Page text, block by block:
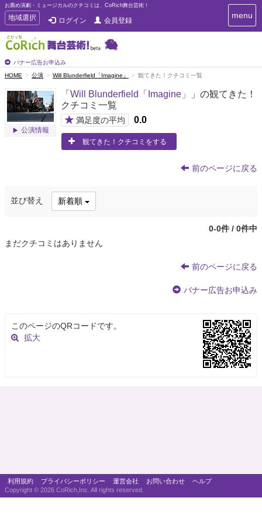
お薦め演劇・ミュージカルのクチコミは、CoRich舞台芸術！
T
o
g
g
e
n
v
i
地域選択 ログイン 会員登録
バナー広告お申込み
T
o
a
i
menu
HOME 公演 Will Blunderfield「Imagine」 観てきた！クチコミ一覧
公演情報
「 Will Blunderfield「Imagine」
」の観てきた！
クチコミ一覧
★ 満足度の平均 0.0
観てきた！クチコミをする
前のページに戻る
並び替え 新着順
0-0件 / 0件中
まだクチコミはありません
前のページに戻る
バナー広告お申込み
このページのQRコードです。
拡大
利用規約 プライバシーポリシー 運営会社 お問い合わせ
ヘルプ
Copyright © 2026 CoRich,Inc. All rights reserved.